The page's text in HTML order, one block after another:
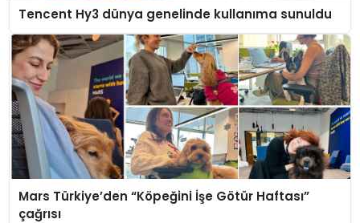
Tencent Hy3 dünya genelinde kullanıma sunuldu
Mars Türkiye’den “Köpeğini İşe Götür Haftası”
çağrısı